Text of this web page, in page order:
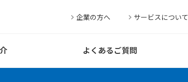
よくあるご質問
企業の方へ サービスについて